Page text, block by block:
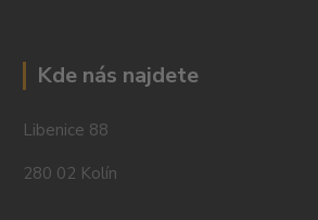
Kde nás najdete
Libenice 88
280 02 Kolín